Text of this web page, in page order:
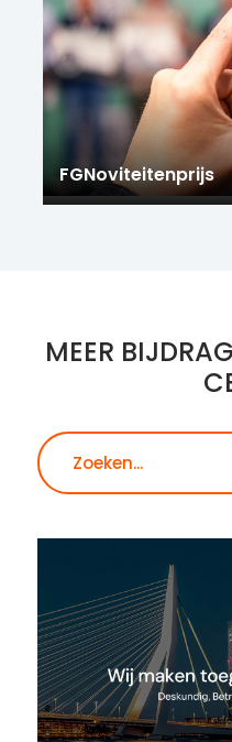
FGNoviteitenprijs
MEER